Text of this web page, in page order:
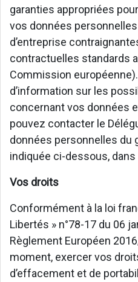
garanties appropriées
vos données
d’entreprise
contractuelles standards
Commission
d’information sur les
concernant vos données
pouvez contacter le
données personnelles du
indiquée ci-dessous, dans
Vos droits
Conformément à la loi
Libertés » n°78-17 du 06
Règlement Européen
moment, exercer vos
d’effacement et de